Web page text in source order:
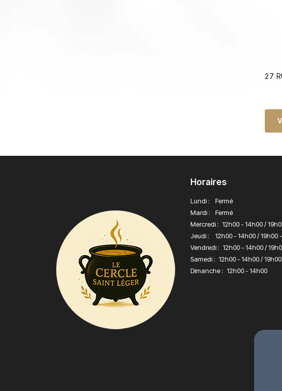
27
Horaires
Lundi :
Fermé
Mardi :
Fermé
Mercredi : 12h00 - 14h00 /
Jeudi :
12h00 - 14h00 / 19h00
Vendredi : 12h00 - 14h00 /
Samedi : 12h00 - 14h00 /
Dimanche : 12h00 - 14h00